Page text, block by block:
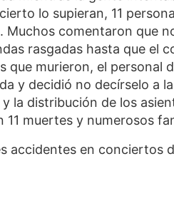
lo supieran, 11
comentaron que
rasgadas hasta que el
que murieron, el personal
y decidió no decírselo a
la distribución de los
muertes y numerosos
accidentes en conciertos